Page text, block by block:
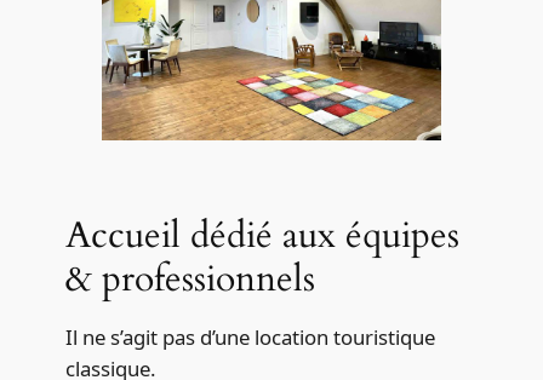
Accueil dédié aux équipes
& professionnels
Il ne s’agit pas d’une location touristique
classique.